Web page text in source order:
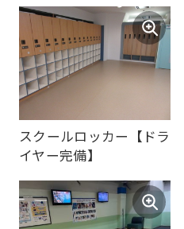
スクールロッカー【ドラ
イヤー完備】